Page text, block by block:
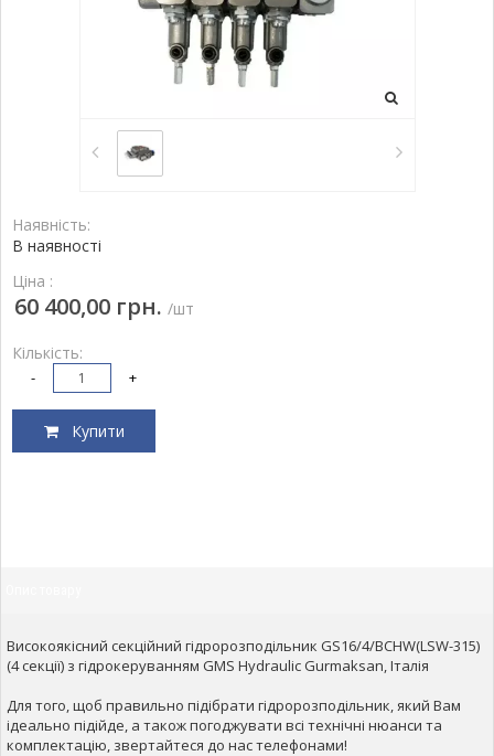
Наявність:
В наявності
Ціна :
60 400,00 грн. /шт
Кількість:
- +
Купити
Високоякісний секційний гідророзподільник GS16/4/BCHW(LSW-315)
(4 секції) з гідрокеруванням GMS Hydraulic Gurmaksan, Італія
Для того, щоб правильно підібрати гідророзподільник, який Вам
ідеально підійде, а також погоджувати всі технічні нюанси та
комплектацію, звертайтеся до нас телефонами!